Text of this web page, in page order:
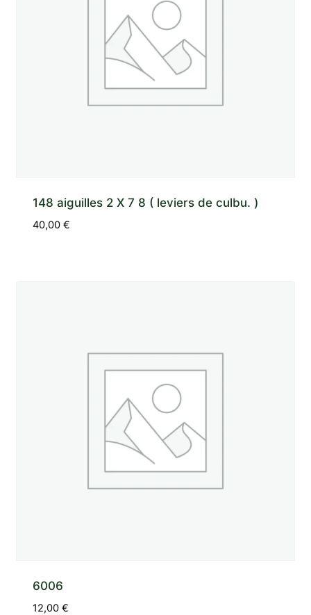
148 aiguilles 2 X 7 8 ( leviers de culbu. )
40,00€
6006
12,00€